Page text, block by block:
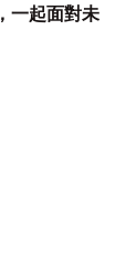
一起面對未